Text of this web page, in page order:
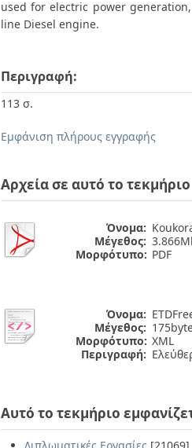
used for electric power
line Diesel engine.
Περιγραφή:
113 σ.
Εμφάνιση πλήρους εγγραφής
Αρχεία σε αυτό το τεκμήριο
Όνομα:
Μέγεθος:
Μορφότυπο: PDF
Όνομα:
Μέγεθος:
Μορφότυπο: XML
Περιγραφή:
Αυτό το τεκμήριο